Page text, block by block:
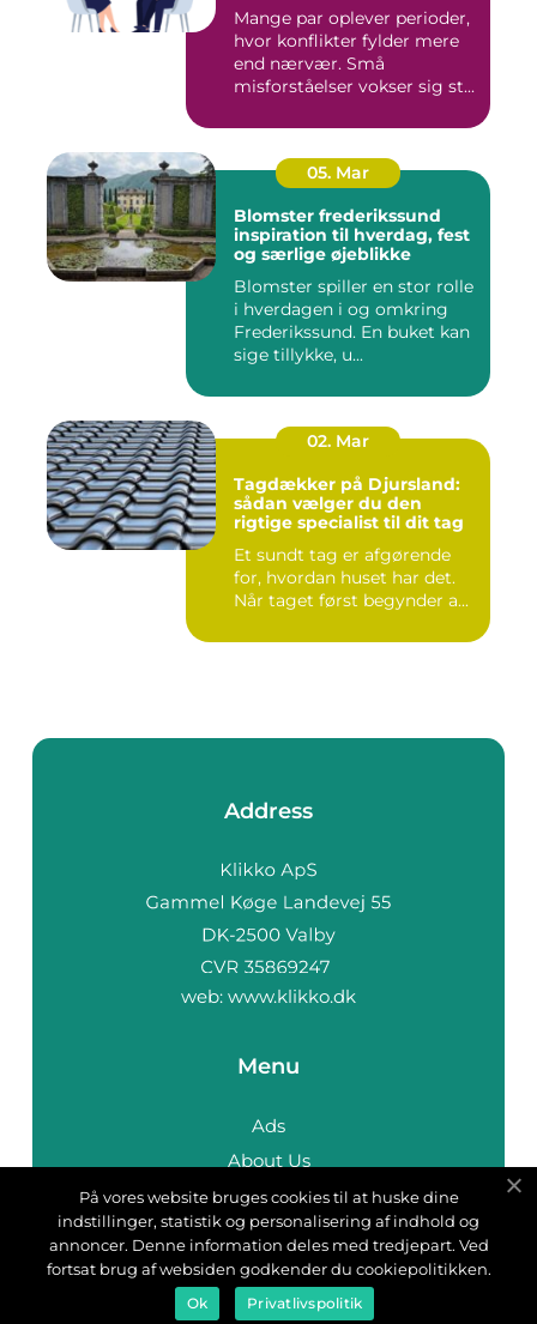
Mange par oplever perioder,
hvor konflikter fylder mere
end nærvær. Små
misforståelser vokser sig st...
05. Mar
Blomster frederikssund
inspiration til hverdag, fest
og særlige øjeblikke
Blomster spiller en stor rolle
i hverdagen i og omkring
Frederikssund. En buket kan
sige tillykke, u...
02. Mar
Tagdækker på Djursland:
sådan vælger du den
rigtige specialist til dit tag
Et sundt tag er afgørende
for, hvordan huset har det.
Når taget først begynder a...
Address
web: www.klikko.dk
Menu
Ads
About Us
Cookies
Contact
Sitemap
På vores website bruges cookies til at huske dine
indstillinger, statistik og personalisering af indhold og
annoncer. Denne information deles med tredjepart. Ved
fortsat brug af websiden godkender du cookiepolitikken.
Ok Privatlivspolitik